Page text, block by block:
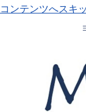
コンテンツへスキ